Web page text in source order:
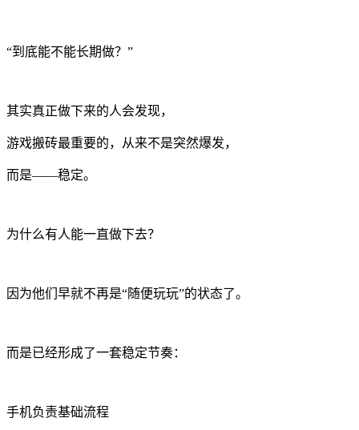
“到底能不能长期做？”
其实真正做下来的人会发现，
游戏搬砖最重要的，从来不是突然爆发，
而是——稳定。
为什么有人能一直做下去？
因为他们早就不再是“随便玩玩”的状态了。
而是已经形成了一套稳定节奏：
手机负责基础流程